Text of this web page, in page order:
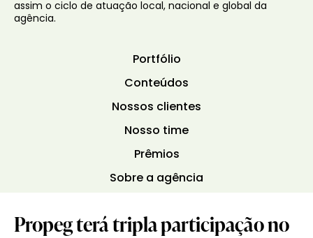
assim o ciclo de atuação local, nacional e global da
agência.
Portfólio
Conteúdos
Nossos clientes
Nosso time
Prêmios
Sobre a agência
Propeg terá tripla participação no